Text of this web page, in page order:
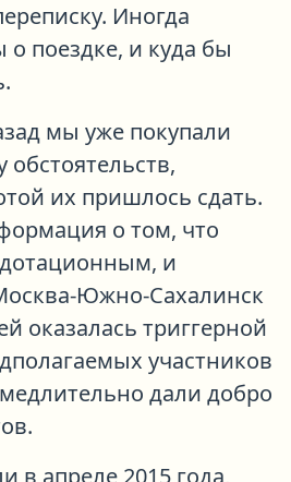
Иногда
поездке, и куда бы
мы уже покупали
их пришлось сдать.
о том, что
дотационным, и
Южно-Сахалинск
оказалась триггерной
участников
дали добро